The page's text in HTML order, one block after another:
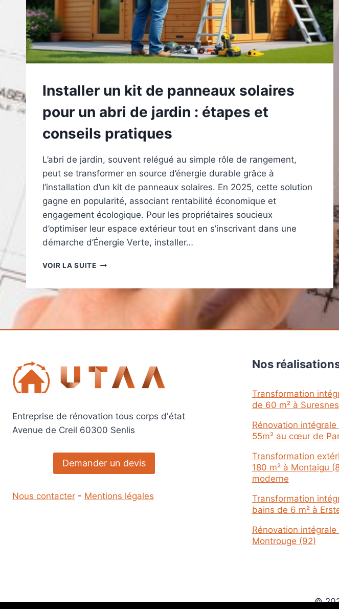
Installer un kit de panneaux solaires
pour un abri de jardin : étapes et
conseils pratiques
L’abri de jardin, souvent relégué au simple rôle de rangement,
peut se transformer en source d’énergie durable grâce à
l’installation d’un kit de panneaux solaires. En 2025, cette solution
gagne en popularité, associant rentabilité économique et
engagement écologique. Pour les propriétaires soucieux
d’optimiser leur espace extérieur tout en s’inscrivant dans une
démarche d’Énergie Verte, installer…
VOIR LA SUITEINSTALLER
POUR
JARDIN
:
CONSEILS
Entreprise de rénovation tous corps d'état
Avenue de Creil 60300 Senlis
Demander un devis
Nous contacter - Mentions légales
Nos
Transformation
de 60 m² à
Rénovation
55m² au cœur de
Transformation
180 m² à Montaigu
moderne
Transformation
bains de 6 m² à
Rénovation
Montrouge (92)
©